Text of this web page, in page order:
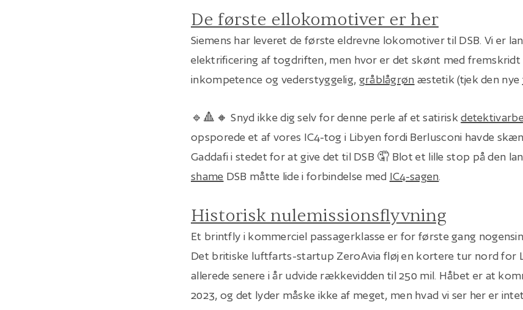
De første ellokomotiver er her
Siemens har leveret de første eldrevne lokomotiver til DSB. Vi er
elektrificering af togdriften, men hvor er det skønt med fremskridt
inkompetence og vederstyggelig, gråblågrøn æstetik (tjek den nye
🔹🔺🔸 Snyd ikke dig selv for denne perle af et satirisk
opsporede et af vores IC4-tog i Libyen fordi Berlusconi havde
Gaddafi i stedet for at give det til DSB 🤦 Blot et lille stop på den
shame DSB måtte lide i forbindelse med IC4-sagen.
Historisk nulemissionsflyvning
Et brintfly i kommerciel passagerklasse er for første gang
Det britiske luftfarts-startup ZeroAvia fløj en kortere tur nord for
allerede senere i år udvide rækkevidden til 250 mil. Håbet er at
2023, og det lyder måske ikke af meget, men hvad vi ser her er